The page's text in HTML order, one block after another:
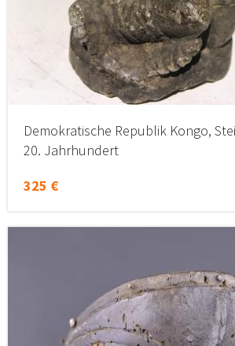
Demokratische Republik Kongo,
20. Jahrhundert
325 €